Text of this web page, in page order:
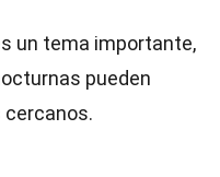
un tema importante,
pueden